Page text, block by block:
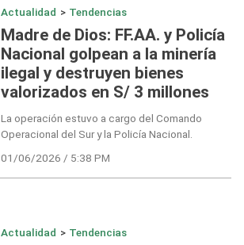
Actualidad > Tendencias
Madre de Dios: FF.AA. y Policía
Nacional golpean a la minería
ilegal y destruyen bienes
valorizados en S/ 3 millones
La operación estuvo a cargo del Comando
Operacional del Sur y la Policía Nacional.
01/06/2026 / 5:38 PM
Actualidad > Tendencias